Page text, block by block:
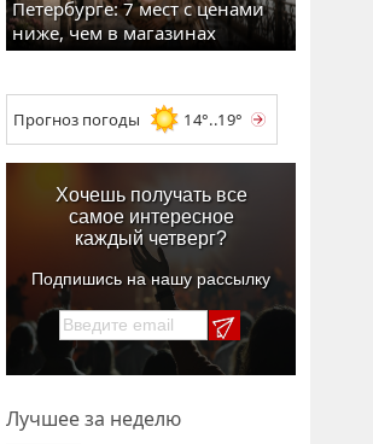
Петербурге: 7 мест с ценами
ниже, чем в магазинах
Прогноз погоды 14°..19°
Хочешь получать все
самое интересное
каждый четверг?
Подпишись на нашу рассылку
Лучшее за неделю